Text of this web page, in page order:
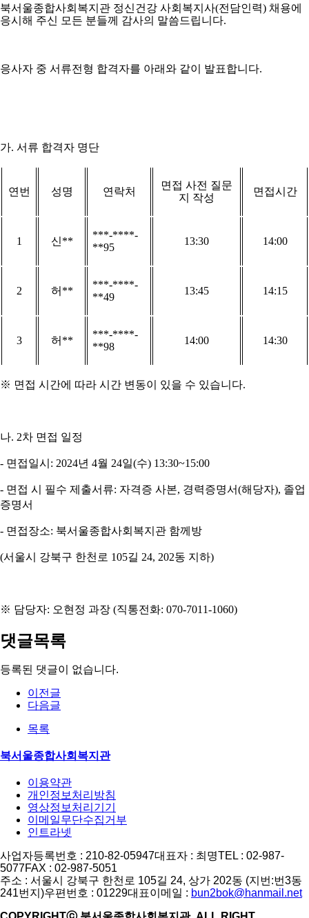
북서울종합사회복지관 정신건강 사회복지사(전담인력) 채용에
응시해 주신 모든 분들께 감사의 말씀드립니다.
응사자 중 서류전형 합격자를 아래와 같이 발표합니다.
가. 서류 합격자 명단
연번 성명 연락처
면접 사전 질문
지 작성
면접시간
1 신**
***-****-
**95
13:30 14:00
2 허 **
***-****-
**49
13:45 14:15
3 허 **
***-****-
**98
14:00 14:30
※ 면접 시간에 따라 시간 변동이 있을 수 있습니다.
나. 2차 면접 일정
- 면접일시 : 2024년 4월 24일(수) 13:30~15:00
- 면접 시 필수 제출서류: 자격증 사본, 경력증명서(해당자), 졸업
증명서
- 면접장소: 북서울종합사회복지관 함께방
(서울시 강북구 한천로 105길 24, 202동 지하)
※ 담당자: 오현정 과장 (직통전화: 070-7011-1060)
댓글목록
등록된 댓글이 없습니다.
이전글
다음글
목록
북서울종합사회복지관
이용약관
개인정보처리방침
영상정보처리기기
이메일무단수집거부
인트라넷
사업자등록번호 : 210-82-05947대표자 : 최명TEL : 02-987-
5077FAX : 02-987-5051
주소 : 서울시 강북구 한천로 105길 24, 상가 202동 (지번:번3동
241번지)우편번호 : 01229대표이메일 : bun2bok@hanmail.net